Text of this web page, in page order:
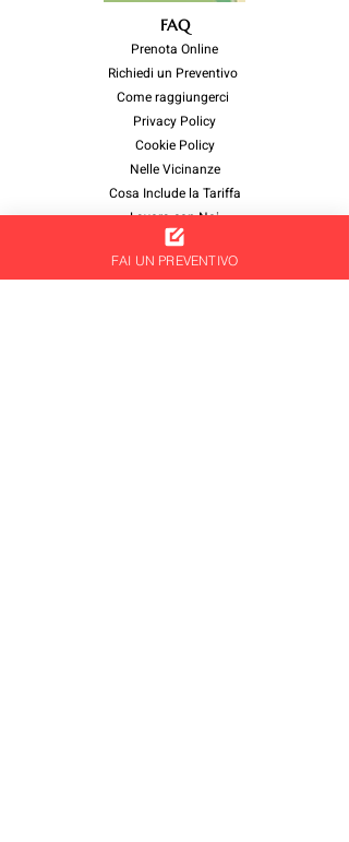
FAQ
Prenota Online
Richiedi un Preventivo
Come raggiungerci
Privacy Policy
Cookie Policy
Nelle Vicinanze
Cosa Include la Tariffa
Lavora con Noi
Politiche per parità di genere
Premio Welcome
FAI UN PREVENTIVO